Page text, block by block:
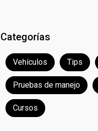
Categorías
Vehículos Tips
Pruebas de manejo
Cursos